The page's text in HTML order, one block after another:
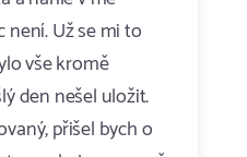
Už se mi to
vše kromě
den nešel uložit.
přišel bych o